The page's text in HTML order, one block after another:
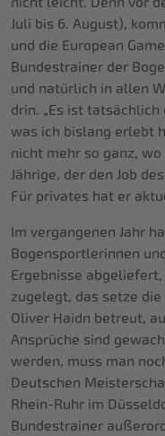
Juli bis 6. August),
und die European
Bundestrainer der
und natürlich in allen
drin. „Es ist
was ich bislang erlebt
nicht mehr so ganz,
Jährige, der den Job
Für privates hat er
Im vergangenen Jahr
Bogensportlerinnen
Ergebnisse
zugelegt, das setze
Oliver Haidn betreut,
Ansprüche sind
werden, muss man
Deutschen
Rhein-Ruhr im
Bundestrainer